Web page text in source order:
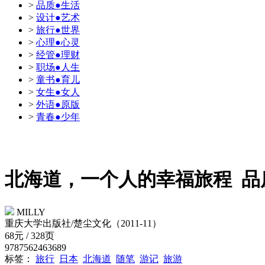
> 品质●生活
> 设计●艺术
> 旅行●世界
> 心理●心灵
> 经管●理财
> 职场●人生
> 童书●育儿
> 女生●女人
> 外语●原版
> 青春●少年
北海道，一个人的幸福旅程
MILLY
重庆大学出版社/楚尘文化（2011-11）
68元 / 328页
9787562463689
标签： 旅行 日本 北海道 随笔 游记 旅游